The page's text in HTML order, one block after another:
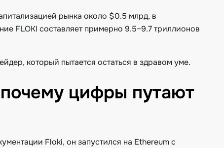
рынка около $0.5 млрд, в
FLOKI составляет примерно 9.5–9.7 триллионов
который пытается остаться в здравом уме.
почему цифры путают
Floki, он запустился на Ethereum с